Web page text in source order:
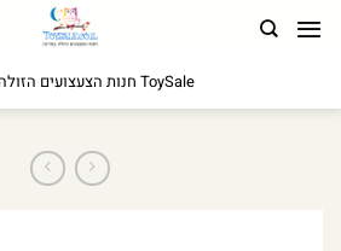
לתוכן
ToySale חנות הצעצועים הזולה במדינה